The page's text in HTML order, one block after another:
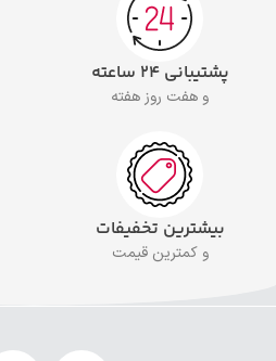
پشتیبانی ۲۴ ساعته
و هفت روز هفته
بیشترین تخفیفات
و کمترین قیمت